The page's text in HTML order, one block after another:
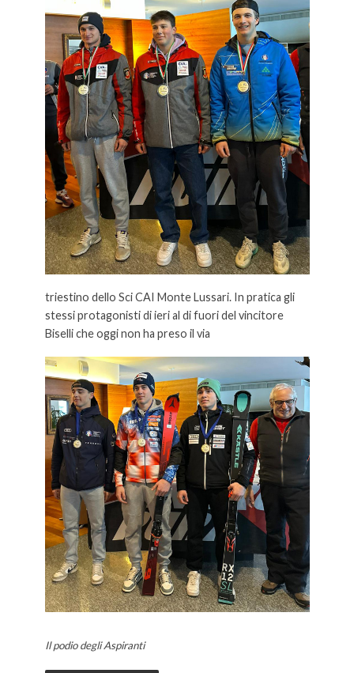
triestino dello Sci CAI Monte Lussari. In pratica gli
stessi protagonisti di ieri al di fuori del vincitore
Biselli che oggi non ha preso il via
Il podio degli Aspiranti